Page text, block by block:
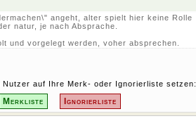
angeht, alter spielt hier keine Rolle
natur, je nach Absprache.
und vorgelegt werden, voher absprechen.
Nutzer auf Ihre Merk- oder Ignorierliste setzen:
Merkliste Ignorierliste